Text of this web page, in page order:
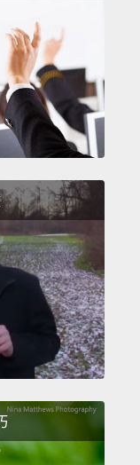
potatoes
to
of
為善良的神
國後發現了